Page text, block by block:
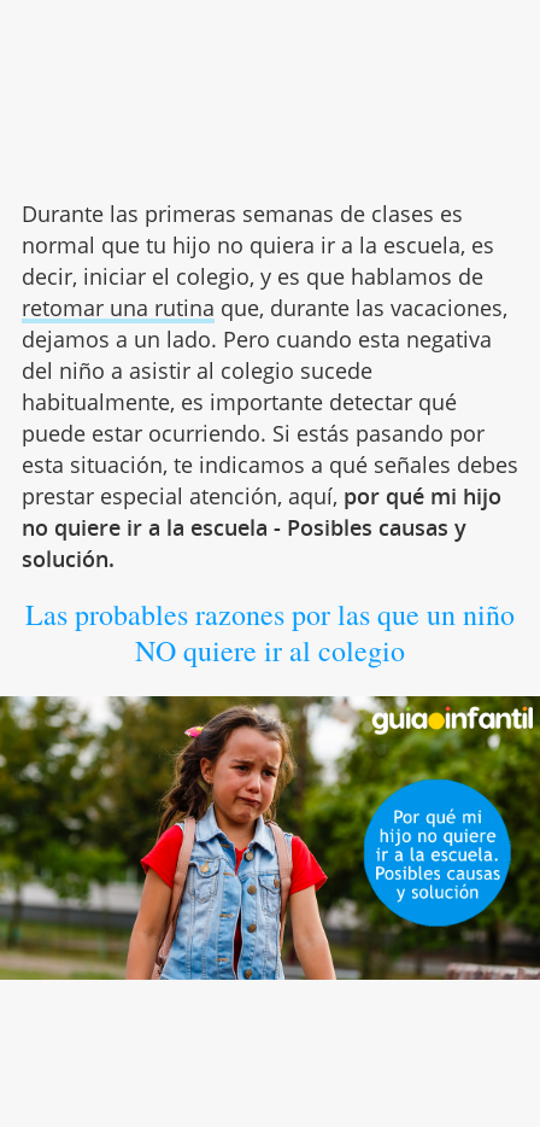
Durante las primeras semanas de clases es
normal que tu hijo no quiera ir a la escuela, es
decir, iniciar el colegio, y es que hablamos de
retomar una rutina que, durante las vacaciones,
dejamos a un lado. Pero cuando esta negativa
del niño a asistir al colegio sucede
habitualmente, es importante detectar qué
puede estar ocurriendo. Si estás pasando por
esta situación, te indicamos a qué señales debes
prestar especial atención, aquí, por qué mi hijo
no quiere ir a la escuela - Posibles causas y
solución.
Las probables razones por las que un niño
NO quiere ir al colegio